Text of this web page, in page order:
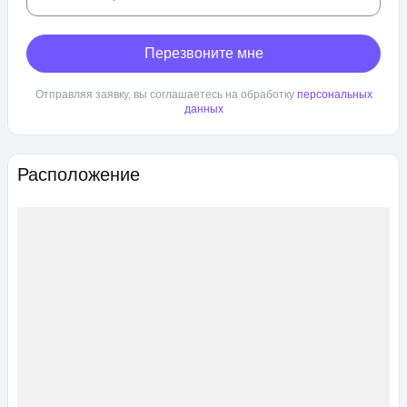
Расположение
Перезвоните мне
Отправляя заявку, вы соглашаетесь на обработку персональных
данных